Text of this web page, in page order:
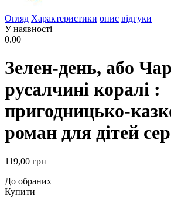
Огляд Характеристики опис відгуки
У наявності
0.00
Зелен-день, або
русалчині коралі :
пригодницько-
роман для дітей
119,00 грн
До обраних
Купити